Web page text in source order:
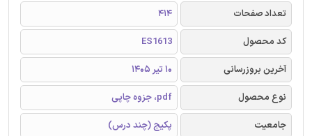
تعداد صفحات
414
کد محصول
ES1613
آخرین بروزرسانی
10 تیر 1405
نوع محصول
pdf، جزوه چاپی
جامعیت
پکیج (چند درس)